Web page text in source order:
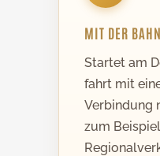
MIT DER
Startet am
fahrt mit
Verbindung
zum